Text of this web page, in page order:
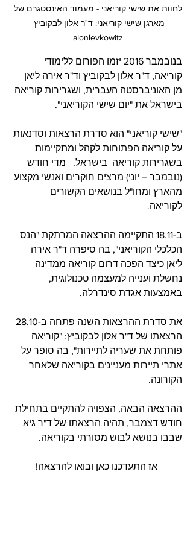
לחוות את שישי קוריאני - מעמוד האינסטגרם של
מארגן שישי קוריאני: ד"ר אלון לבקוביץ
alonlevkowitz
בנובמבר 2016 יזמו הפורום ללימודי
קוריאה, ד"ר אלון לבקוביץ וד"ר אירה ליאן
מן האוניברסטה העברית, ושגרירות קוריאה
בישראל את "יום שישי הקוריאני".
"שישי קוריאני" הוא סדרת הרצאות וסדנאות
על קוריאה הפתוחות לקהל ומתקיימות
בשגרירות קוריאה  בישראל.   מדי חודש
(נובמבר – יוני) מרצים חוקרים ואנשי מקצוע
מהארץ ומחו"ל בנושאים הקשורים
לקוריאה.
ב-18.11 התקיימה ההרצאה המרתקת "הנס
הכלכלי הקוריאני", בה סיפרה ד"ר אירה
ליאן כיצד הפכה דרום קוריאה ממדינה
נחשלת וענייה למעצמה טכנולוגית,
באמצעות אגדת סינדרלה.
הרצאתו של ד"ר אלון לבקוביץ: "קוריאה
פותחת את שעריה לתיירות", בה סופר על
אתרי תיירות מעניינים בקוריאה שלאחר
הקורונה.
ההרצאה הבאה, הצפויה להתקיים בתחילת
חודש דצמבר, תהיה הרצאתו של ד"ר גיא
שבבו בנושא לבוש מסורתי בקוריאה.
אז התעדכנו כאן ובואו להרצאה!